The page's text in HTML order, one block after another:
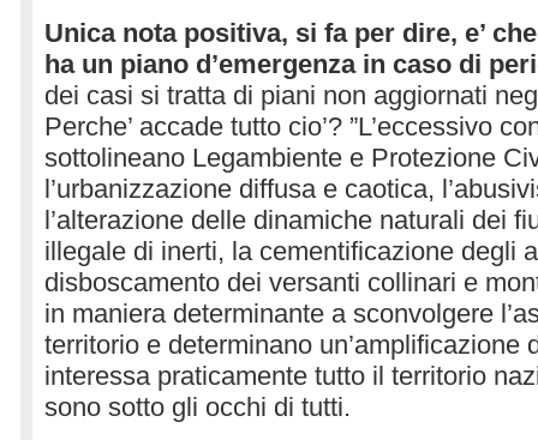
Unica nota positiva, si fa per dire, e’
ha un piano d’emergenza in caso di
dei casi si tratta di piani non aggiornati
Perche’ accade tutto cio’? ”L’eccessivo
sottolineano Legambiente e Protezione
l’urbanizzazione diffusa e caotica,
l’alterazione delle dinamiche naturali dei
illegale di inerti, la cementificazione degli
disboscamento dei versanti collinari e
in maniera determinante a sconvolgere
territorio e determinano un’amplificazione
interessa praticamente tutto il territorio
sono sotto gli occhi di tutti.